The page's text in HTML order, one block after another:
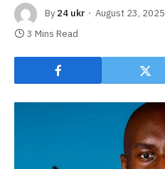
By 24 ukr August 23, 2025
3 Mins Read